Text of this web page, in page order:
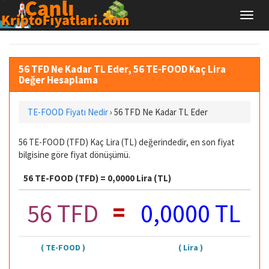
56 TFD Ne Kadar TL Eder, 56 TE-FOOD Kaç Lira
Değer Hesaplama
TE-FOOD Fiyatı Nedir› 56 TFD Ne Kadar TL Eder
56 TE-FOOD (TFD) Kaç Lira (TL) değerindedir, en son fiyat
bilgisine göre fiyat dönüşümü.
56 TE-FOOD (TFD) = 0,0000 Lira (TL)
56 TFD = 0,0000 TL
( TE-FOOD ) ( Lira )